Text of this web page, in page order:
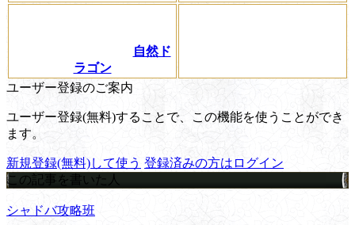
自然ド
ラゴン
ユーザー登録のご案内
ユーザー登録(無料)することで、この機能を使うことができ
ます。
新規登録(無料)して使う 登録済みの方はログイン
この記事を書いた人
シャドバ攻略班